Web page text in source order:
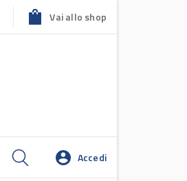
Vai allo shop
Accedi